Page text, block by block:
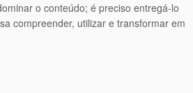
o conteúdo; é preciso entregá-lo
compreender, utilizar e transformar em